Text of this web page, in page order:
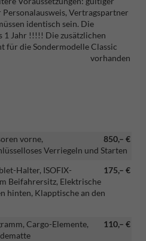
Vertragspartner
identisch sein. Die
Jahr !!!!! Die zusätzlichen
für die Sondermodelle Classic
vorhanden
850,– €
vorne,
Verriegeln und Starten
175,– €
Halter, ISOFIX-
Beifahrersitz, Elektrische
hinten, Klapptische an den
110,– €
Cargo-Elemente,